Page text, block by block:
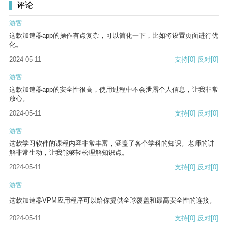
评论
游客
这款加速器app的操作有点复杂，可以简化一下，比如将设置页面进行优
化。
2024-05-11
支持[0] 反对[0]
游客
这款加速器app的安全性很高，使用过程中不会泄露个人信息，让我非常
放心。
2024-05-11
支持[0] 反对[0]
游客
这款学习软件的课程内容非常丰富，涵盖了各个学科的知识。老师的讲
解非常生动，让我能够轻松理解知识点。
2024-05-11
支持[0] 反对[0]
游客
这款加速器VPM应用程序可以给你提供全球覆盖和最高安全性的连接。
2024-05-11 支持[0] 反对[0]